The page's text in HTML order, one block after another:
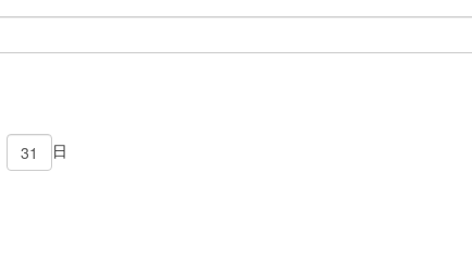
日